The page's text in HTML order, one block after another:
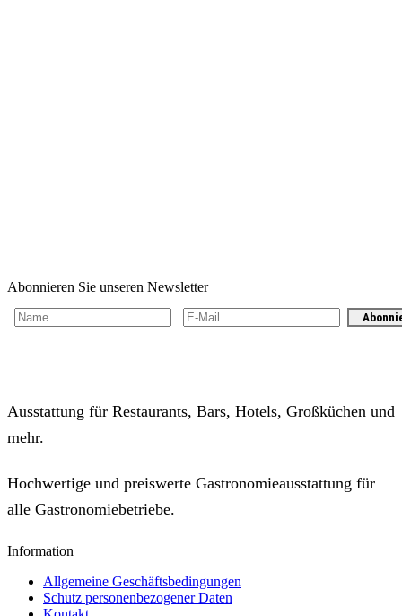
Abonnieren Sie unseren Newsletter
Ausstattung für Restaurants, Bars, Hotels, Großküchen und
mehr.
Hochwertige und preiswerte Gastronomieausstattung für
alle Gastronomiebetriebe.
Information
Allgemeine Geschäftsbedingungen
Schutz personenbezogener Daten